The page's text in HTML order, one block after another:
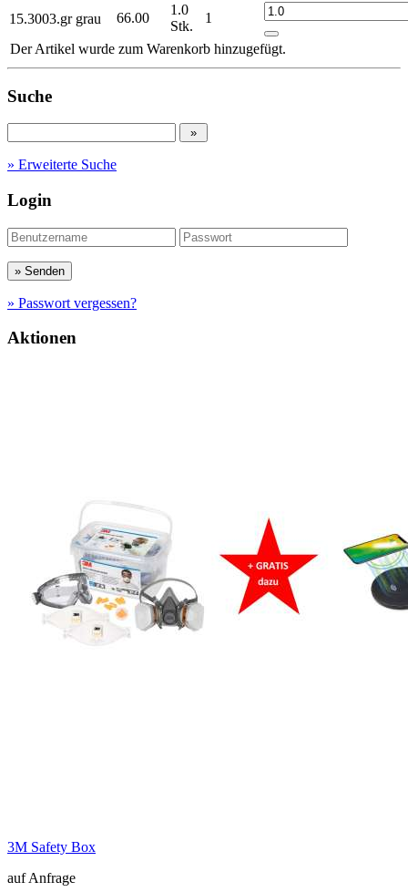
15.3003.gr grau 66.00
1.0
Stk.
1
Der Artikel wurde zum Warenkorb hinzugefügt.
Suche
» Erweiterte Suche
Login
» Passwort vergessen?
Aktionen
3M Safety Box
auf Anfrage